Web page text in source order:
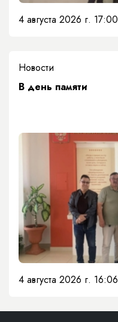
4 августа 2026 г. 17:00
Новости
​В день памяти
4 августа 2026 г. 16:06